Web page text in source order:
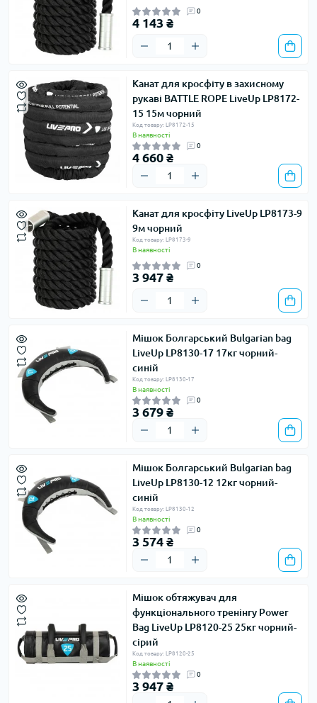
0
4 143 ₴
Канат для кросфіту в захисному
рукаві BATTLE ROPE LiveUp LP8172-
15 15м чорний
Код товару: LP8172-15
В наявності
0
4 660 ₴
Канат для кросфіту LiveUp LP8173-9
9м чорний
Код товару: LP8173-9
В наявності
0
3 947 ₴
Мішок Болгарський Bulgarian bag
LiveUp LP8130-17 17кг чорний-
синій
Код товару: LP8130-17
В наявності
0
3 679 ₴
Мішок Болгарський Bulgarian bag
LiveUp LP8130-12 12кг чорний-
синій
Код товару: LP8130-12
В наявності
0
3 574 ₴
Мішок обтяжувач для
функціонального тренінгу Power
Bag LiveUp LP8120-25 25кг чорний-
сірий
Код товару: LP8120-25
В наявності
0
3 947 ₴